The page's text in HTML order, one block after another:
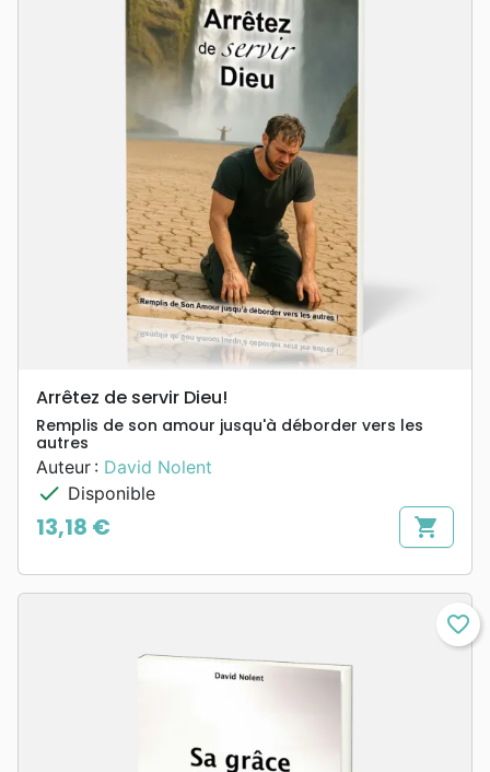
Arrêtez de servir Dieu!
Remplis de son amour jusqu'à déborder vers les
autres
Auteur : David Nolent
check Disponible
Prix
13,18 € shopping_cart
favorite_border